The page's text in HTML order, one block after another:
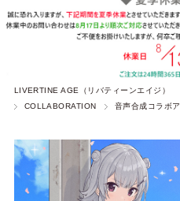
LIVERTINE AGE（リバティーンエイジ）
COLLABORATION
音声合成コラボ